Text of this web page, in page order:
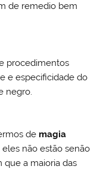
de remedio bem
procedimentos
e especificidade do
negro.
de magia
eles não estão senão
que a maioria das